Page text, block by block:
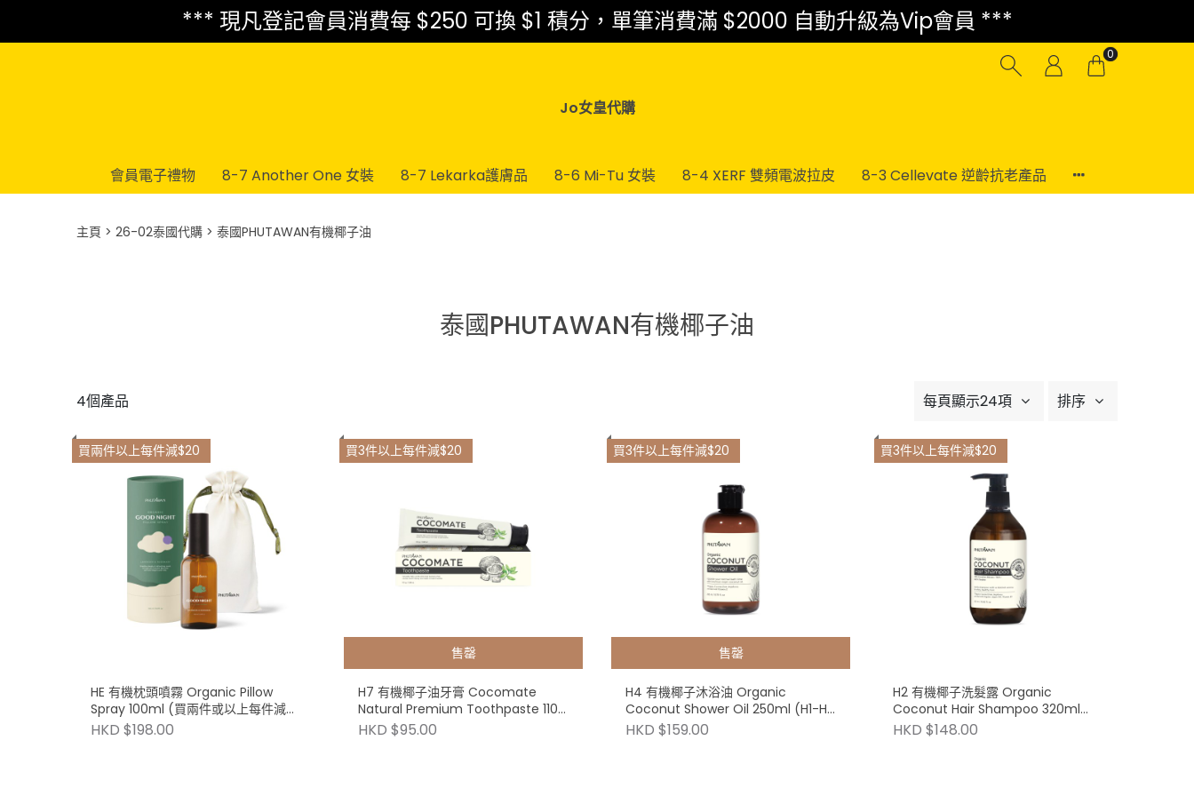
*** 現凡登記會員消費每 $250 可換 $1 積分，單筆消費滿 $2000 自動升級為Vip會員 ***
0
Jo女皇代購
會員電子禮物 8-7 Another One 女裝 8-7 Lekarka護膚品 8-6 Mi-Tu 女裝 8-4 XERF 雙頻電波拉皮 8-3 Cellevate 逆齡抗老產品
主頁 26-02泰國代購 泰國PHUTAWAN有機椰子油
泰國PHUTAWAN有機椰子油
每頁顯示24項 排序
4個產品
買兩件以上每件減$20
HE 有機枕頭噴霧 Organic Pillow
Spray 100ml (買兩件或以上每件減
$20)
HKD $198.00
售罄
買3件以上每件減$20
H7 有機椰子油牙膏 Cocomate
Natural Premium Toothpaste 110g
(H1-H9 買3件以上每件減$20)
HKD $95.00
售罄
買3件以上每件減$20
H4 有機椰子沐浴油 Organic
Coconut Shower Oil 250ml (H1-H9
買3件以上每件減$20)
HKD $159.00
買3件以上每件減$20
H2 有機椰子洗髮露 Organic
Coconut Hair Shampoo 320ml
(H1-H9 買3件以上每件減$20)
HKD $148.00